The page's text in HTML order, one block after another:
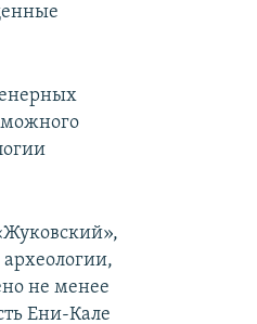
не менее
Ени-Кале